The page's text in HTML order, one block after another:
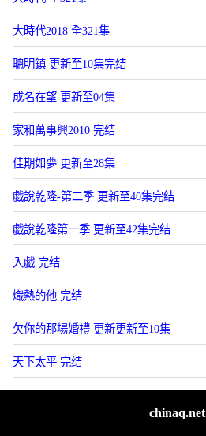
大時代2018 全321集
聰明鎮 更新至10集完结
成名在望 更新至04集
家和萬事興2010 完结
佳期如夢 更新至28集
戯說乾隆-第二季 更新至40集完结
戯說乾隆第一季 更新至42集完结
入戯 完结
熾熱的他 完结
欠你的那場婚禮 更新更新至10集
天下太平 完结
chinaq.net